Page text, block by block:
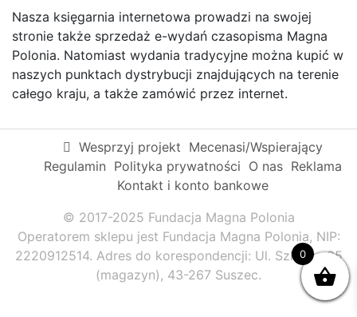
Nasza księgarnia internetowa prowadzi na swojej
stronie także sprzedaż e-wydań czasopisma Magna
Polonia. Natomiast wydania tradycyjne można kupić w
naszych punktach dystrybucji znajdujących na terenie
całego kraju, a także zamówić przez internet.
Wesprzyj projekt Mecenasi/Wspierający
Regulamin Polityka prywatności O nas Reklama
Kontakt i konto bankowe
© 2017-2025 Fundacja Magna Polonia
Operatorem sklepu jest Fundacja Magna Polonia, NIP:
2220912514. Adres do korespondencji: Ul. Szkolna 95
(magazyn), 43-267 Suszec.
0